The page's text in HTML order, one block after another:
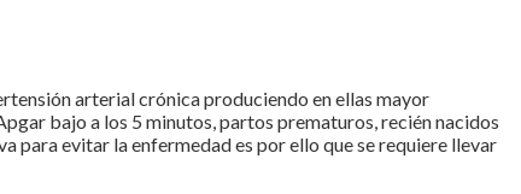
arterial crónica produciendo en ellas mayor
bajo a los 5 minutos, partos prematuros, recién nacidos
para evitar la enfermedad es por ello que se requiere llevar